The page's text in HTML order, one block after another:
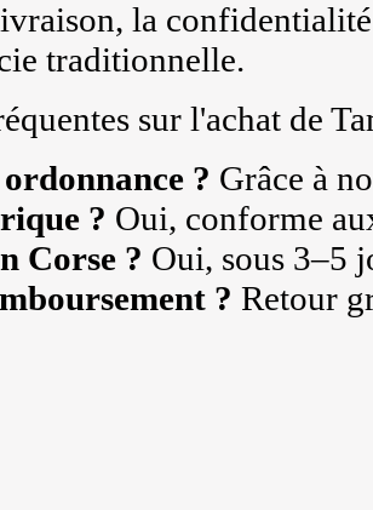
la
traditionnelle.
sur l'achat de
? Grâce à
? Oui, conforme
Corse ? Oui, sous 3–5
? Retour